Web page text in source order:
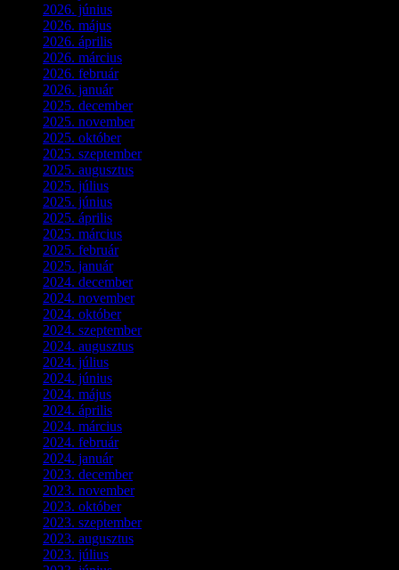
2026. június
2026. május
2026. április
2026. március
2026. február(4)
2026. január(2)
2025. december(4)
2025. november(3)
2025. október(3)
2025. szeptember(5)
2025. augusztus
2025. július
2025. június
2025. április
2025. március
2025. február(7)
2025. január(3)
2024. december(3)
2024. november(7)
2024. október(6)
2024. szeptember(4)
2024. augusztus
2024. július
2024. június
2024. május
2024. április
2024. március
2024. február(9)
2024. január(3)
2023. december(1)
2023. november(1)
2023. október(5)
2023. szeptember(3)
2023. augusztus
2023. július